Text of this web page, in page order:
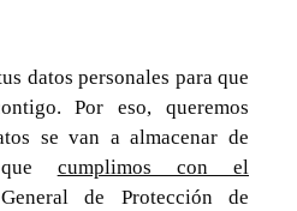
datos personales para que
Por eso, queremos
se van a almacenar de
cumplimos con el
de Protección de